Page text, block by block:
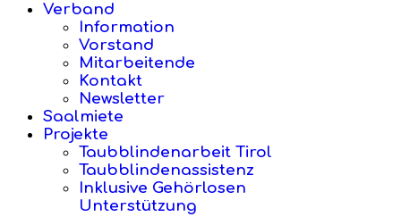
Verband
Information
Vorstand
Mitarbeitende
Kontakt
Newsletter
Saalmiete
Projekte
Taubblindenarbeit Tirol
Taubblindenassistenz
Inklusive Gehörlosen
Unterstützung